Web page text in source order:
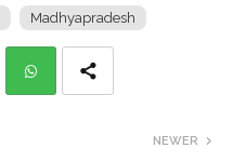
Madhyapradesh
NEWER